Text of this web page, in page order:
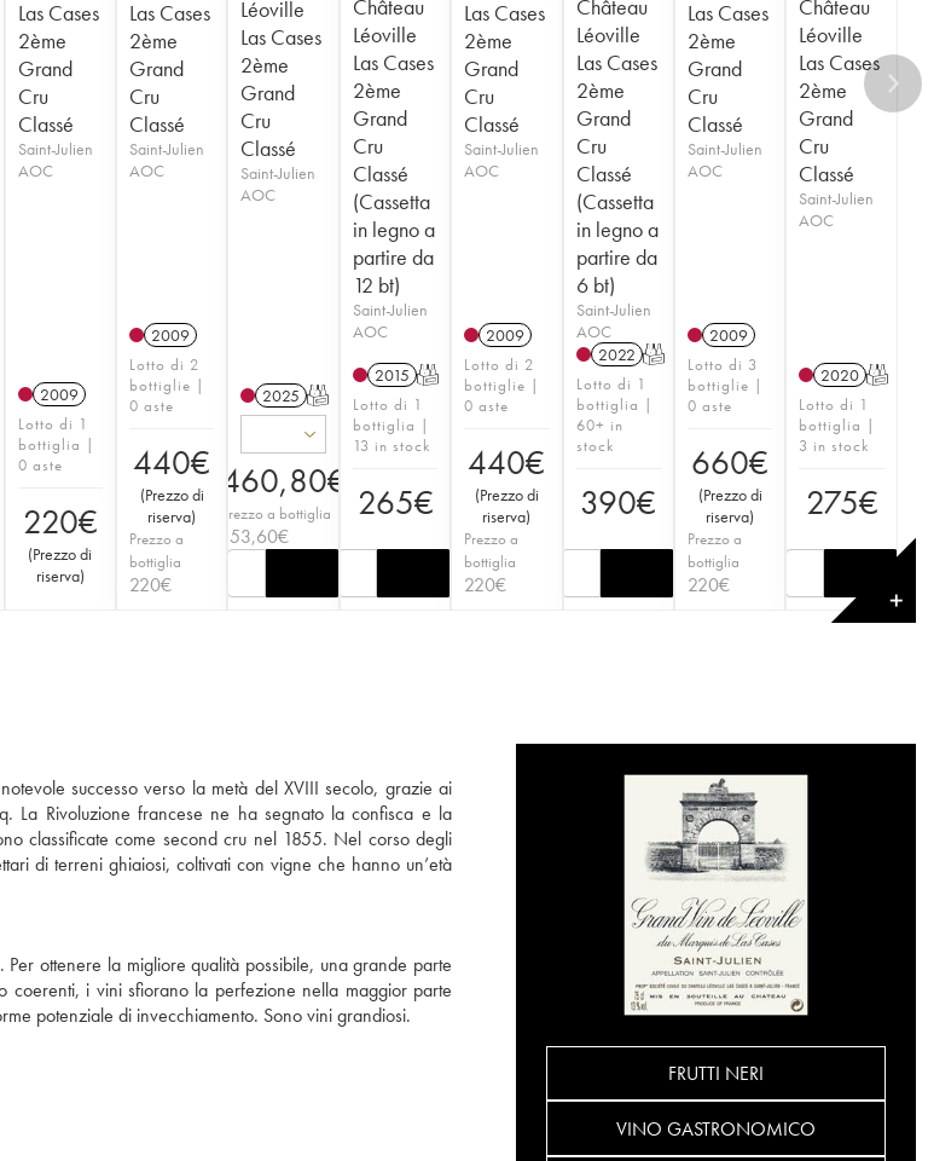
Las Cases
2ème
Grand
Cru
Classé
Saint-Julien
AOC
2009
Lotto di 1
bottiglia |
0 aste
220€
(Prezzo di
riserva)
Las Cases
2ème
Grand
Cru
Classé
Saint-Julien
AOC
2009
Lotto di 2
bottiglie |
0 aste
440€
(Prezzo di
riserva)
Prezzo a
bottiglia
220€
Léoville
Las Cases
2ème
Grand
Cru
Classé
Saint-Julien
AOC
2025 T
460,80€
Prezzo a bottiglia
153,60€
Château
Léoville
Las Cases
2ème
Grand
Cru
Classé
(Cassetta
in legno a
partire da
12 bt)
Saint-Julien
AOC
2015 T
Lotto di 1
bottiglia |
13 in stock
265€
Las Cases
2ème
Grand
Cru
Classé
Saint-Julien
AOC
2009
Lotto di 2
bottiglie |
0 aste
440€
(Prezzo di
riserva)
Prezzo a
bottiglia
220€
Château
Léoville
Las Cases
2ème
Grand
Cru
Classé
(Cassetta
in legno a
partire da
6 bt)
Saint-Julien
AOC
2022 T
Lotto di 1
bottiglia |
60+ in
stock
390€
Las Cases
2ème
Grand
Cru
Classé
Saint-Julien
AOC
2009
Lotto di 3
bottiglie |
0 aste
660€
(Prezzo di
riserva)
Prezzo a
bottiglia
220€
Château
Léoville
Las Cases
2ème
Grand
Cru
Classé
Saint-Julien
AOC
2020 T
Lotto di 1
bottiglia |
3 in stock
275€
✕
successo verso la metà del XVIII secolo, grazie ai
La Rivoluzione francese ne ha segnato la confisca e la
classificate come second cru nel 1855. Nel corso degli
di terreni ghiaiosi, coltivati con vigne che hanno un’età
ottenere la migliore qualità possibile, una grande parte
coerenti, i vini sfiorano la perfezione nella maggior parte
potenziale di invecchiamento. Sono vini grandiosi.
FRUTTI NERI
VINO GASTRONOMICO